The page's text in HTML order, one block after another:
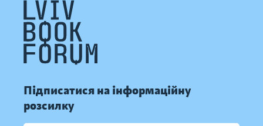
Підписатися на інформаційну
розсилку